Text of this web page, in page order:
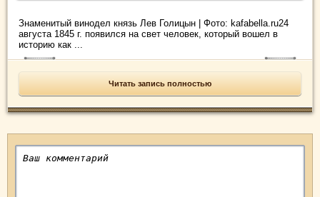
Знаменитый винодел князь Лев Голицын | Фото: kafabella.ru24
августа 1845 г. появился на свет человек, который вошел в
историю как ...
Читать запись полностью